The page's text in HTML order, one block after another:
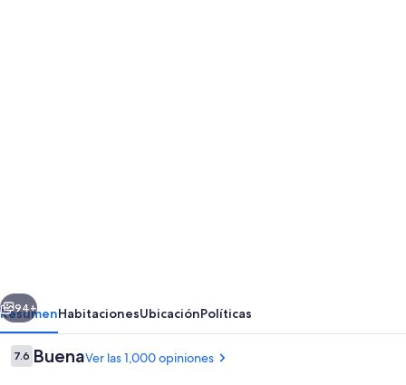
Siguiente
94+
ResumenHabitacionesUbicaciónPolíticas
Opiniones
7.67.6 de 10,
BuenaVer las 1,000 opiniones